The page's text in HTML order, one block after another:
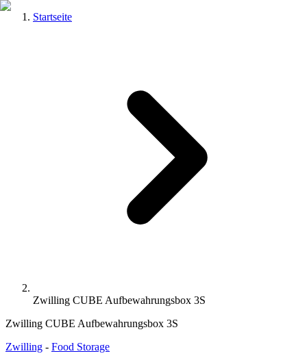
Startseite
Zwilling CUBE Aufbewahrungsbox 3S
Zwilling CUBE Aufbewahrungsbox 3S
Zwilling - Food Storage